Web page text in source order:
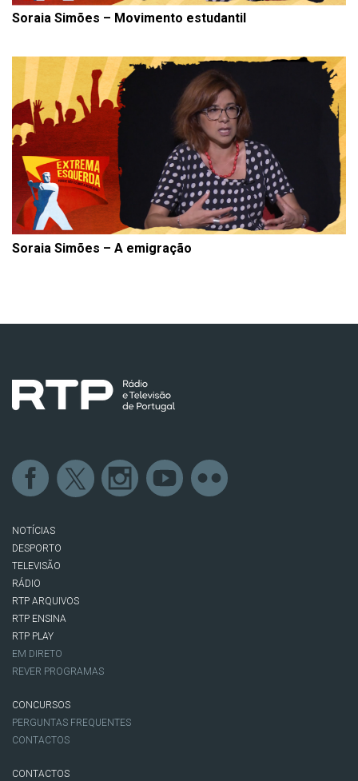
Soraia Simões – Movimento estudantil
Soraia Simões – A emigração
NOTÍCIAS
DESPORTO
TELEVISÃO
RÁDIO
RTP ARQUIVOS
RTP ENSINA
RTP PLAY
EM DIRETO
REVER PROGRAMAS
CONCURSOS
PERGUNTAS FREQUENTES
CONTACTOS
CONTACTOS